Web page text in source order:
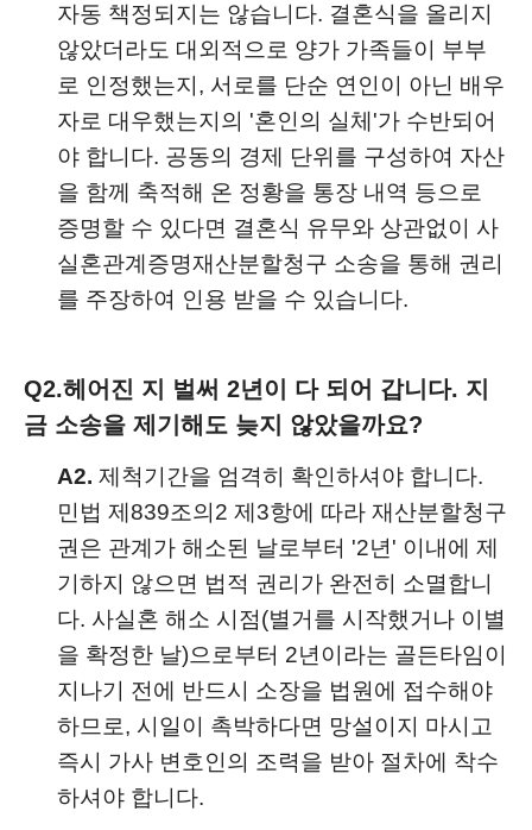
자동 책정되지는 않습니다. 결혼식을 올리지
않았더라도 대외적으로 양가 가족들이 부부
로 인정했는지, 서로를 단순 연인이 아닌 배우
자로 대우했는지의 '혼인의 실체'가 수반되어
야 합니다. 공동의 경제 단위를 구성하여 자산
을 함께 축적해 온 정황을 통장 내역 등으로
증명할 수 있다면 결혼식 유무와 상관없이 사
실혼관계증명재산분할청구 소송을 통해 권리
를 주장하여 인용 받을 수 있습니다.
Q2.헤어진 지 벌써 2년이 다 되어 갑니다. 지
금 소송을 제기해도 늦지 않았을까요?
A2. 제척기간을 엄격히 확인하셔야 합니다.
민법 제839조의2 제3항에 따라 재산분할청구
권은 관계가 해소된 날로부터 '2년' 이내에 제
기하지 않으면 법적 권리가 완전히 소멸합니
다. 사실혼 해소 시점(별거를 시작했거나 이별
을 확정한 날)으로부터 2년이라는 골든타임이
지나기 전에 반드시 소장을 법원에 접수해야
하므로, 시일이 촉박하다면 망설이지 마시고
즉시 가사 변호인의 조력을 받아 절차에 착수
하셔야 합니다.